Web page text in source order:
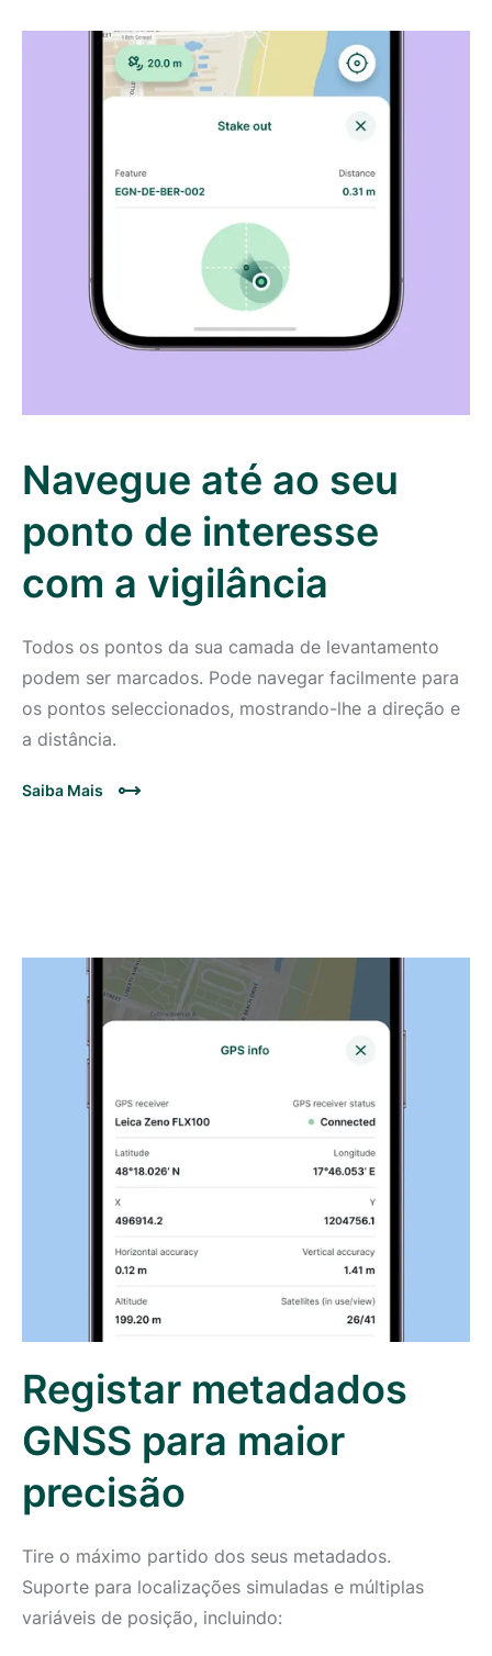
Navegue até ao seu
ponto de interesse
com a vigilância
Todos os pontos da sua camada de levantamento
podem ser marcados. Pode navegar facilmente para
os pontos seleccionados, mostrando-lhe a direção e
a distância.
Saiba Mais
Registar metadados
GNSS para maior
precisão
Tire o máximo partido dos seus metadados.
Suporte para localizações simuladas e múltiplas
variáveis de posição, incluindo: